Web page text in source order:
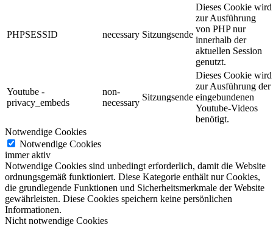
PHPSESSID necessary Sitzungsende
Dieses Cookie wird
zur Ausführung
von PHP nur
innerhalb der
aktuellen Session
genutzt.
Youtube -
privacy_embeds
non-
necessary
Sitzungsende
Dieses Cookie wird
zur Ausführung der
eingebundenen
Youtube-Videos
benötigt.
Notwendige Cookies
Notwendige Cookies
immer aktiv
Notwendige Cookies sind unbedingt erforderlich, damit die Website
ordnungsgemäß funktioniert. Diese Kategorie enthält nur Cookies,
die grundlegende Funktionen und Sicherheitsmerkmale der Website
gewährleisten. Diese Cookies speichern keine persönlichen
Informationen.
Nicht notwendige Cookies